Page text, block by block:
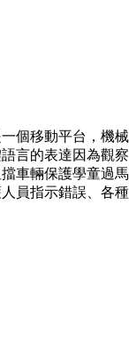
個移動平台，機械
言的表達因為觀察
車輛保護學童過馬
員指示錯誤、各種